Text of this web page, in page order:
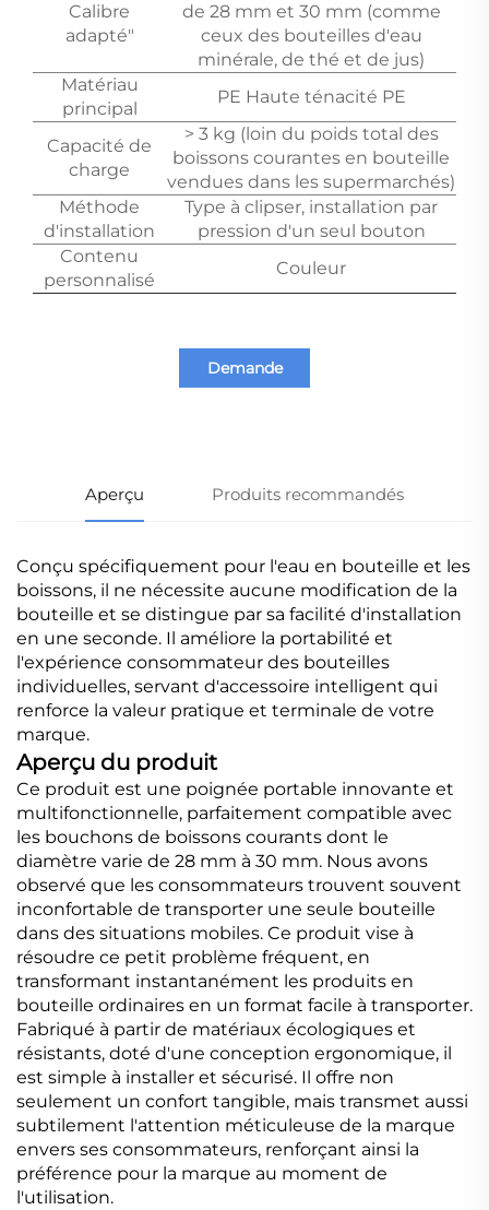
Calibre
adapté"
de 28 mm et 30 mm (comme
ceux des bouteilles d'eau
minérale, de thé et de jus)
Matériau
principal
PE Haute ténacité PE
Capacité de
charge
> 3 kg (loin du poids total des
boissons courantes en bouteille
vendues dans les supermarchés)
Méthode
d'installation
Type à clipser, installation par
pression d'un seul bouton
Contenu
personnalisé
Couleur
Demande
Aperçu Produits recommandés
Conçu spécifiquement pour l'eau en bouteille et les
boissons, il ne nécessite aucune modification de la
bouteille et se distingue par sa facilité d'installation
en une seconde. Il améliore la portabilité et
l'expérience consommateur des bouteilles
individuelles, servant d'accessoire intelligent qui
renforce la valeur pratique et terminale de votre
marque.
Aperçu du produit
Ce produit est une poignée portable innovante et
multifonctionnelle, parfaitement compatible avec
les bouchons de boissons courants dont le
diamètre varie de 28 mm à 30 mm. Nous avons
observé que les consommateurs trouvent souvent
inconfortable de transporter une seule bouteille
dans des situations mobiles. Ce produit vise à
résoudre ce petit problème fréquent, en
transformant instantanément les produits en
bouteille ordinaires en un format facile à transporter.
Fabriqué à partir de matériaux écologiques et
résistants, doté d'une conception ergonomique, il
est simple à installer et sécurisé. Il offre non
seulement un confort tangible, mais transmet aussi
subtilement l'attention méticuleuse de la marque
envers ses consommateurs, renforçant ainsi la
préférence pour la marque au moment de
l'utilisation.